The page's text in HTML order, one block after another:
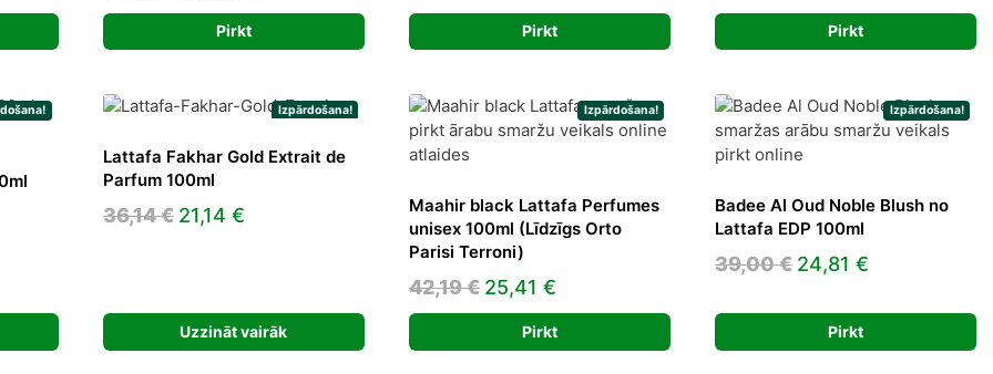
price
was:
price
is:
Pirkt
29,99 €.
Pirkt
34,00 €.
Pirkt
Izpārdošana!
Lattafa Fakhar Gold Extrait de
Parfum 100ml
36,14€ Original
21,14 €Current
Uzzināt vairāk
Izpārdošana!
Maahir black Lattafa Perfumes
unisex 100ml (Līdzīgs Orto
Parisi Terroni)
42,19€ Original
price
was:
25,41 €Current
price
is:
Pirkt
Izpārdošana!
Badee Al Oud Noble Blush no
Lattafa EDP 100ml
39,00€ Original
was:
39,00 €.
24,81 €Current
24,81 €.
Pirkt